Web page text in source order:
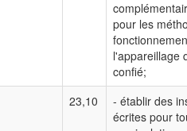
pour les
l'appareillage
confié;
23,10
- établir des
écrites pour